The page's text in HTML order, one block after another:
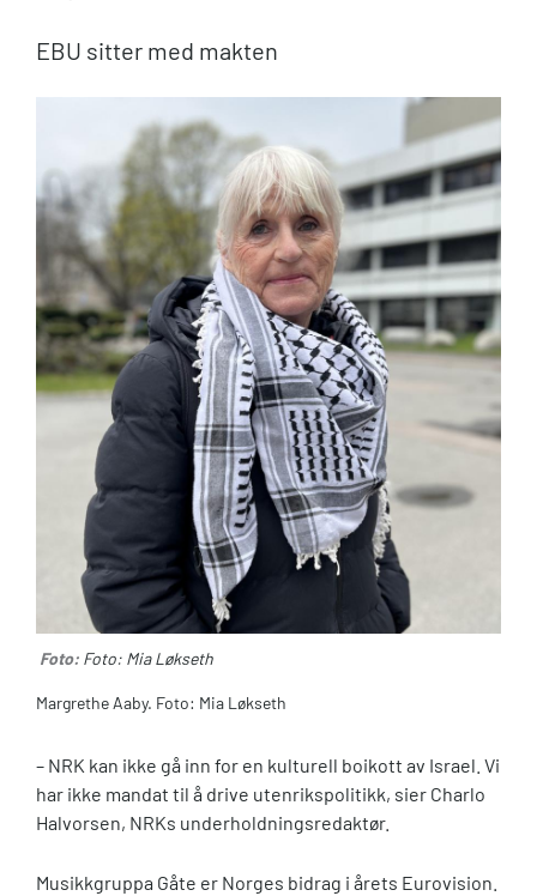
EBU sitter med makten
Foto: Foto: Mia Løkseth
Margrethe Aaby. Foto: Mia Løkseth
– NRK kan ikke gå inn for en kulturell boikott av Israel. Vi
har ikke mandat til å drive utenrikspolitikk, sier Charlo
Halvorsen, NRKs underholdningsredaktør.
Musikkgruppa Gåte er Norges bidrag i årets Eurovision.